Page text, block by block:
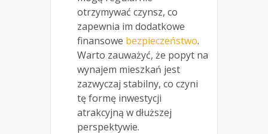
otrzymywać czynsz, co
zapewnia im dodatkowe
finansowe bezpieczeństwo.
Warto zauważyć, że popyt na
wynajem mieszkań jest
zazwyczaj stabilny, co czyni
tę formę inwestycji
atrakcyjną w dłuższej
perspektywie.